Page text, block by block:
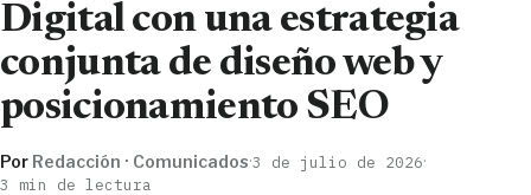
Digital con una estrategia
conjunta de diseño web y
posicionamiento SEO
Por Redacción · Comunicados·3 de julio de 2026·
3 min de lectura